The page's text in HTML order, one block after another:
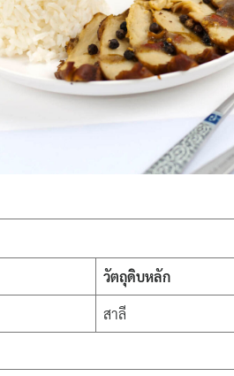
วัตถุดิบหลัก
สาลี